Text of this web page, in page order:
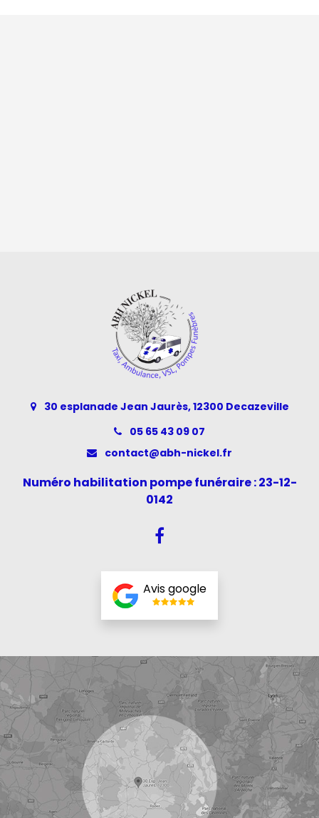
30 esplanade Jean Jaurès, 12300 Decazeville
05 65 43 09 07
contact@abh-nickel.fr
Numéro habilitation pompe funéraire : 23-12-
0142
Avis google